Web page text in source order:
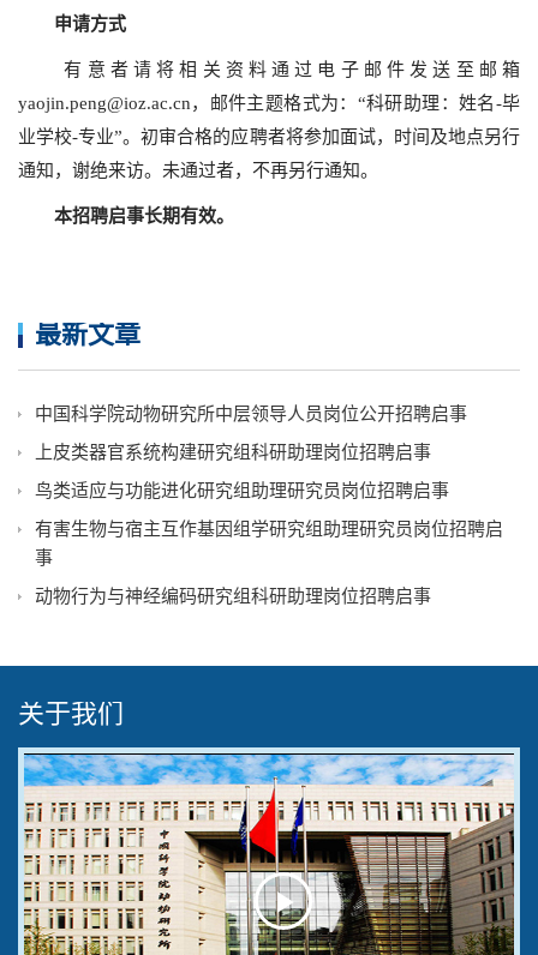
申请方式
有意者请将相关资料通过电子邮件发送至邮箱
yaojin.peng@ioz.ac.cn，邮件主题格式为：“科研助理：姓名-毕
业学校-专业”。初审合格的应聘者将参加面试，时间及地点另行
通知，谢绝来访。未通过者，不再另行通知。
本招聘启事长期有效。
最新文章
中国科学院动物研究所中层领导人员岗位公开招聘启事
上皮类器官系统构建研究组科研助理岗位招聘启事
鸟类适应与功能进化研究组助理研究员岗位招聘启事
有害生物与宿主互作基因组学研究组助理研究员岗位招聘启
事
动物行为与神经编码研究组科研助理岗位招聘启事
关于我们
Play